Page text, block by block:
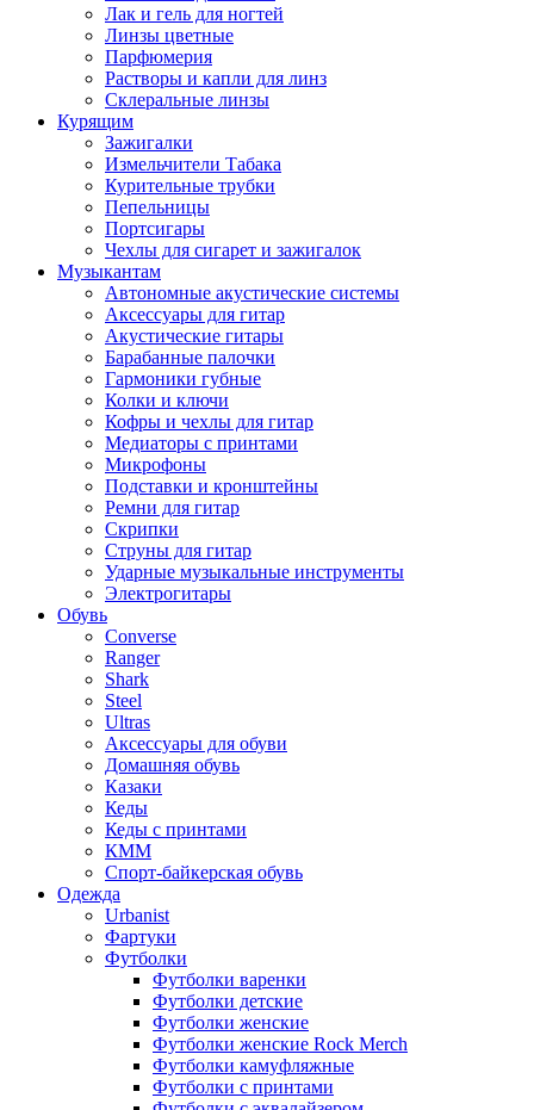
Лак и гель для ногтей
Линзы цветные
Парфюмерия
Растворы и капли для линз
Склеральные линзы
Курящим
Зажигалки
Измельчители Табака
Курительные трубки
Пепельницы
Портсигары
Чехлы для сигарет и зажигалок
Музыкантам
Автономные акустические системы
Аксессуары для гитар
Акустические гитары
Барабанные палочки
Гармоники губные
Колки и ключи
Кофры и чехлы для гитар
Медиаторы с принтами
Микрофоны
Подставки и кронштейны
Ремни для гитар
Скрипки
Струны для гитар
Ударные музыкальные инструменты
Электрогитары
Обувь
Converse
Ranger
Shark
Steel
Ultras
Аксессуары для обуви
Домашняя обувь
Казаки
Кеды
Кеды с принтами
КММ
Спорт-байкерская обувь
Одежда
Urbanist
Фартуки
Футболки
Футболки варенки
Футболки детские
Футболки женские
Футболки женские Rock Merch
Футболки камуфляжные
Футболки с принтами